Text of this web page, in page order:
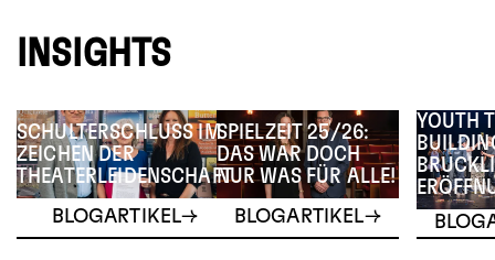
INSIGHTS
SCHULTERSCHLUSS IM
ZEICHEN DER
THEATERLEIDENSCHAFT
BLOGARTIKEL
SPIELZEIT 25/26:
DAS WAR DOCH
NUR WAS FÜR ALLE!
BLOGARTIKEL
YOUTH